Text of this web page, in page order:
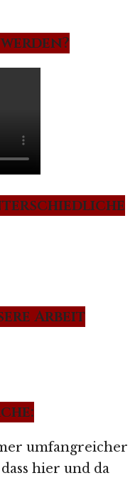
Arbeit
umfangreicher
hier und da